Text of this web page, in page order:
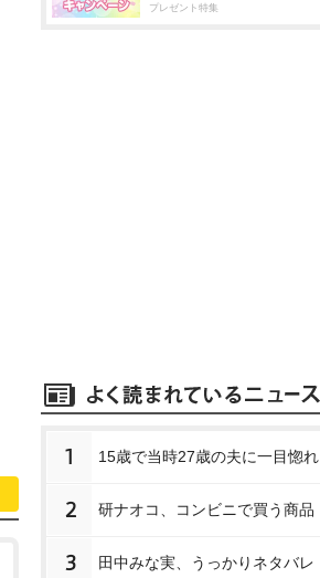
プレゼント特集
1 15歳で当時27歳の夫に一目惚れ
2 研ナオコ、コンビニで買う商品
3 田中みな実、うっかりネタバレ